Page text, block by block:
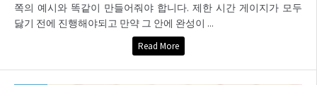
쪽의 예시와 똑같이 만들어줘야 합니다. 제한 시간 게이지가 모두
닳기 전에 진행해야되고 만약 그 안에 완성이 ...
Read More